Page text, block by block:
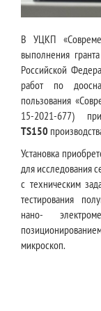
В УЦКП
выполнения
Российской
работ по
пользования
15-2021-677)
TS150
Установка
для исследования
с техническим
тестирования
нано-
микроскоп.